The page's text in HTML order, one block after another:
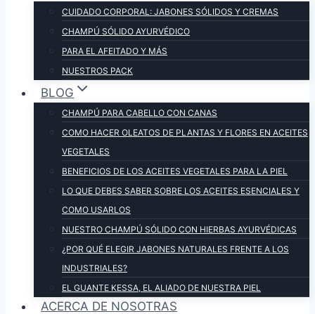
CUIDADO CORPORAL: JABONES SÓLIDOS Y CREMAS
CHAMPÚ SÓLIDO AYURVÉDICO
PARA EL AFEITADO Y MÁS
NUESTROS PACK
BLOG
CHAMPÚ PARA CABELLO CON CANAS
COMO HACER OLEATOS DE PLANTAS Y FLORES EN ACEITES
VEGETALES
BENEFICIOS DE LOS ACEITES VEGETALES PARA LA PIEL
LO QUE DEBES SABER SOBRE LOS ACEITES ESENCIALES Y
COMO USARLOS
NUESTRO CHAMPÚ SÓLIDO CON HIERBAS AYURVÉDICAS
¿POR QUÉ ELEGIR JABONES NATURALES FRENTE A LOS
INDUSTRIALES?
EL GUANTE KESSA, EL ALIADO DE NUESTRA PIEL
ACERCA DE NOSOTRAS